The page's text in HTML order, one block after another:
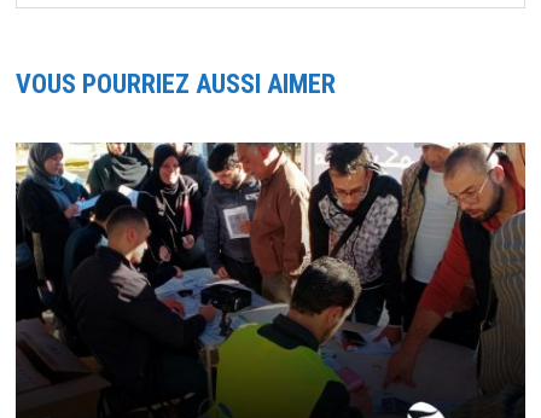
VOUS POURRIEZ AUSSI AIMER